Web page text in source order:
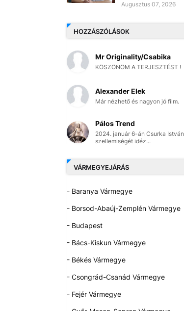
Augusztus 07, 2026
HOZZÁSZÓLÁSOK
Mr Originality/Csabika
KÖSZÖNÖM A TERJESZTÉST !
Alexander Elek
Már nézhető és nagyon jó film.
Pálos Trend
2024. január 6-án Csurka István
szellemiségét idéz...
VÁRMEGYEJÁRÁS
- Baranya Vármegye
- Borsod-Abaúj-Zemplén Vármegye
- Budapest
- Bács-Kiskun Vármegye
- Békés Vármegye
- Csongrád-Csanád Vármegye
- Fejér Vármegye